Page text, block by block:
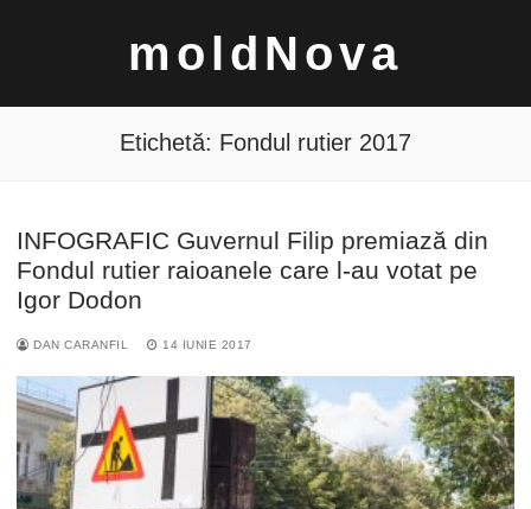
moldNova
Caută
Etichetă: Fondul rutier 2017
INFOGRAFIC Guvernul Filip premiază din
Fondul rutier raioanele care l-au votat pe
Igor Dodon
DAN CARANFIL 14 IUNIE 2017